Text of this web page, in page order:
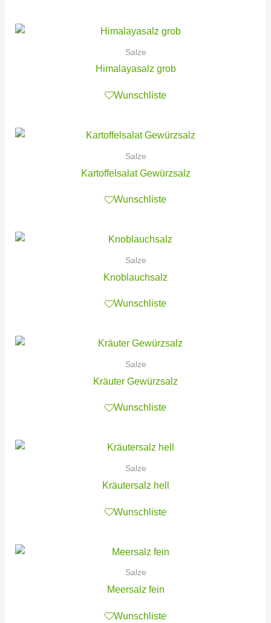
Salze
Himalayasalz grob
Wunschliste
Salze
Kartoffelsalat Gewürzsalz
Wunschliste
Salze
Knoblauchsalz
Wunschliste
Salze
Kräuter Gewürzsalz
Wunschliste
Salze
Kräutersalz hell
Wunschliste
Salze
Meersalz fein
Wunschliste